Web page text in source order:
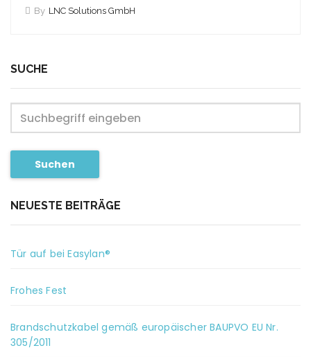
By LNC Solutions GmbH
SUCHE
Suchen
NEUESTE BEITRÄGE
Tür auf bei Easylan®
Frohes Fest
Brandschutzkabel gemäß europäischer BAUPVO EU Nr.
305/2011